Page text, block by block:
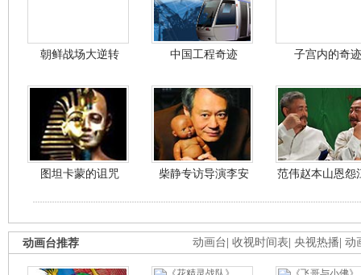
朝鲜战场大逆转 中国工程奇迹 子宫内的奇迹
图坦卡蒙的诅咒 柴静专访导演李安 范伟赵本山恩怨
动画台 收视时间表 央视热播 动
动画台推荐